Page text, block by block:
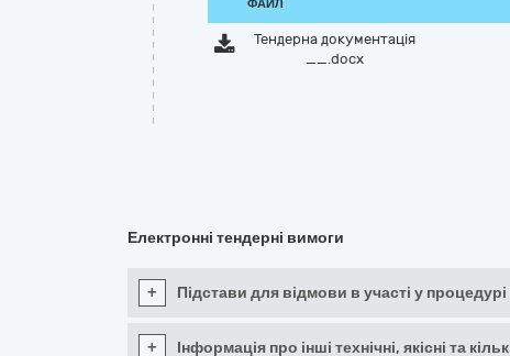
ФАЙЛ
Тендерна документація
__.docx
Електронні тендерні вимоги
+ Підстави для відмови в участі у процедурі
+ Інформація про інші технічні, якісні та